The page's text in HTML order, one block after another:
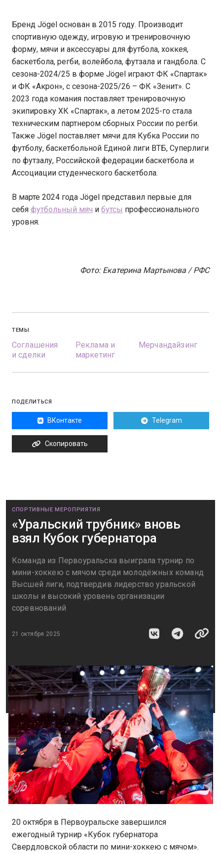
Бренд Jögel основан в 2015 году. Производит
спортивную одежду, игровую и тренировочную
форму, мячи и аксессуары для футбола, хоккея,
баскетбола, регби, волейбола, футзала и гандбола. С
сезона-2024/25 в форме Jögel играют ФК «Спартак»
и ФК «Акрон», с сезона-2025/26 – ФК «Зенит». С
2023 года комания поставляет тренировочную
экипировку ХК «Спартак», а летом 2025-го стала
техническим партнером сборных России по регби.
Также Jögel поставляет мячи для Кубка России по
футболу, баскетбольной Единой лиги ВТБ, Суперлиги
по футзалу, Российской федерации баскетбола и
Ассоциации студенческого баскетбола.
В марте 2024 года Jögel представил первые для
себя футбольный мяч и бутсы профессионального
уровня.
Фото: Екатерина Мартынова / РФС
ТЕМЫ
Соглашения
и сделки
Реклама и
маркетинг
Мерчандайзинг
ПОДЕЛИТЬСЯ
ВКонтакте Telegram
Скопировать
СПОРТИВНЫЕ МЕРОПРИЯТИЯ
«Уральский трубник» вновь
взял Кубок губернатора
Команда из Первоуральска выиграла турнир по
мини-хоккею с мячом среди молодёжных команд
Высшей лиги, подтвердив лидерство уральской
школы и высокий уровень организации
соревнований
21 октября 2025
20 октября в Первоуральске завершился
ежегодный турнир «Кубок губернатора
Свердловской области по мини-хоккею с мячом».